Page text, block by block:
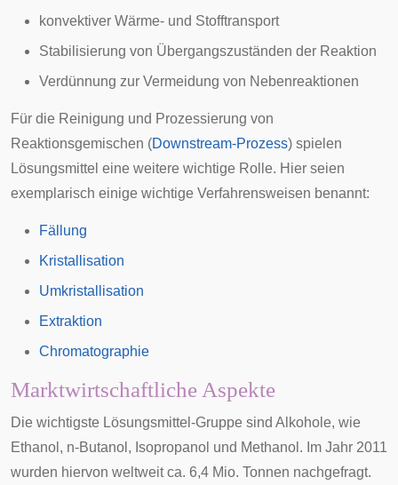
konvektiver Wärme- und Stofftransport
Stabilisierung von Übergangszuständen der Reaktion
Verdünnung zur Vermeidung von Nebenreaktionen
Für die Reinigung und Prozessierung von
Reaktionsgemischen (Downstream-Prozess) spielen
Lösungsmittel eine weitere wichtige Rolle. Hier seien
exemplarisch einige wichtige Verfahrensweisen benannt:
Fällung
Kristallisation
Umkristallisation
Extraktion
Chromatographie
Marktwirtschaftliche Aspekte
Die wichtigste Lösungsmittel-Gruppe sind Alkohole, wie
Ethanol, n-Butanol, Isopropanol und Methanol. Im Jahr 2011
wurden hiervon weltweit ca. 6,4 Mio. Tonnen nachgefragt.